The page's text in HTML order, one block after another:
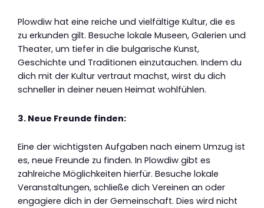
Plowdiw hat eine reiche und vielfältige Kultur, die es
zu erkunden gilt. Besuche lokale Museen, Galerien und
Theater, um tiefer in die bulgarische Kunst,
Geschichte und Traditionen einzutauchen. Indem du
dich mit der Kultur vertraut machst, wirst du dich
schneller in deiner neuen Heimat wohlfühlen.
3. Neue Freunde finden:
Eine der wichtigsten Aufgaben nach einem Umzug ist
es, neue Freunde zu finden. In Plowdiw gibt es
zahlreiche Möglichkeiten hierfür. Besuche lokale
Veranstaltungen, schließe dich Vereinen an oder
engagiere dich in der Gemeinschaft. Dies wird nicht